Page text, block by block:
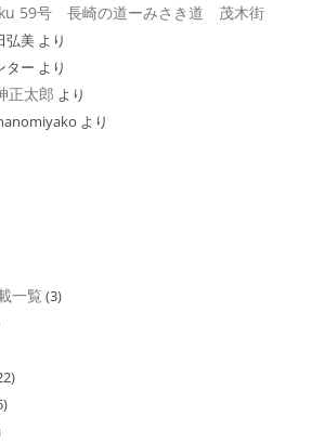
59号 長崎の道ーみさき道 茂木街
弘美 より
ター より
正太郎 より
より
一覧 (3)